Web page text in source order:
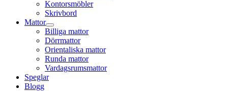
Kontorsmöbler
Skrivbord
Mattor
Billiga mattor
Dörrmattor
Orientaliska mattor
Runda mattor
Vardagsrumsmattor
Speglar
Blogg